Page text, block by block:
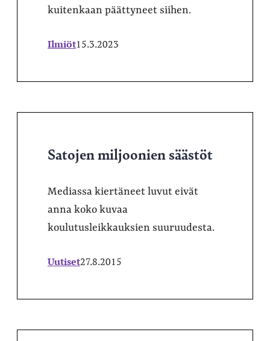
kuitenkaan päättyneet siihen.
Ilmiöt15.3.2023
Satojen miljoonien säästöt
Mediassa kiertäneet luvut eivät
anna koko kuvaa
koulutusleikkauksien suuruudesta.
Uutiset27.8.2015